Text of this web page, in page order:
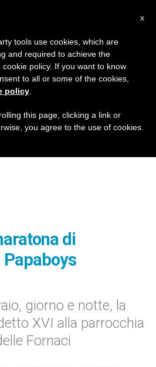
di
giorno e notte, la
XVI alla parrocchia
Fornaci
x
tools use cookies, which are
and required to achieve the
policy. If you want to know
to all or some of the cookies,
policy
this page, clicking a link or
you agree to the use of cookies.